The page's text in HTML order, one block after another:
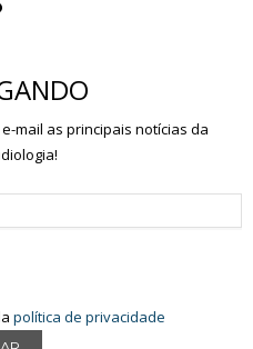
mail as principais notícias da
política de privacidade